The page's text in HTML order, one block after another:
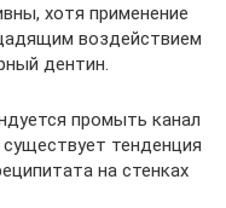
хотя применение
воздействием
дентин.
промыть канал
тенденция
на стенках